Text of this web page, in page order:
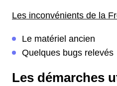
Les inconvénients de la
Le matériel ancien
Quelques bugs relevés
Les démarches